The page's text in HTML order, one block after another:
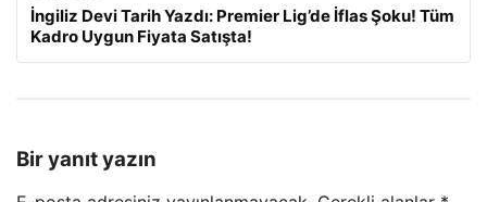
İngiliz Devi Tarih Yazdı: Premier Lig’de İflas Şoku! Tüm
Kadro Uygun Fiyata Satışta!
Bir yanıt yazın